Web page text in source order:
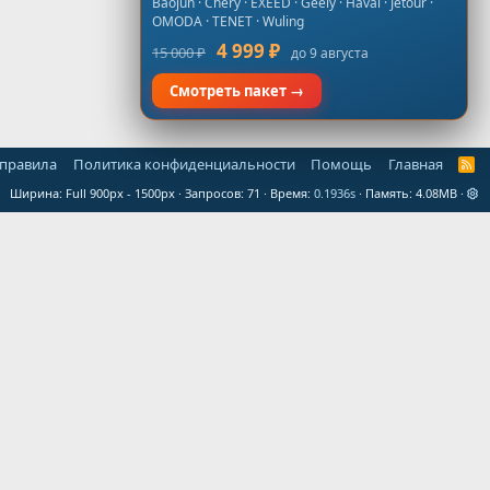
Политика конфиденциальности Помощь Главная
R
S
Ширина Запросов 71 Время 0.1936s Память 4.08MB
OMODA · TENET · Wuling
15 000 ₽ 4 999 ₽ до 9 августа
Смотреть пакет →